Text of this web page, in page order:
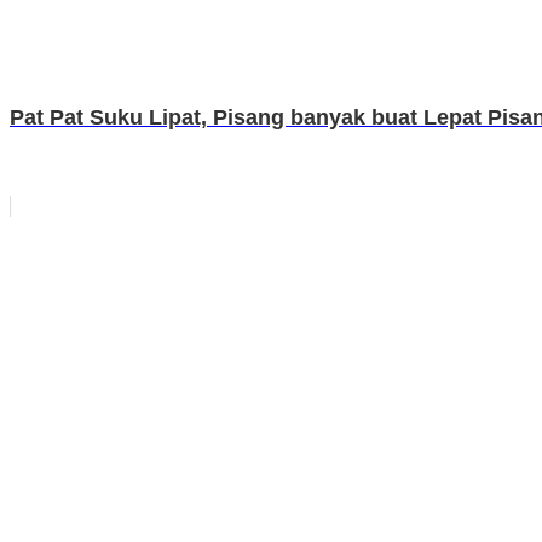
Pat Pat Suku Lipat, Pisang banyak buat Lepat